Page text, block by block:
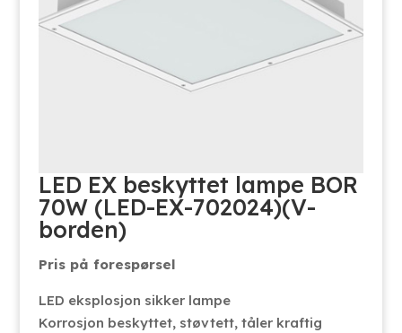
LED EX beskyttet lampe BOR
70W (LED-EX-702024)(V-
borden)
Pris på forespørsel
LED eksplosjon sikker lampe
Korrosjon beskyttet, støvtett, tåler kraftig